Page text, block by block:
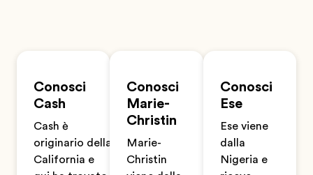
Conosci
Cash
Cash è
originario della
California e
Conosci
Marie-
Christin
Marie-
Christin
Conosci
Ese
Ese viene
dalla
Nigeria e